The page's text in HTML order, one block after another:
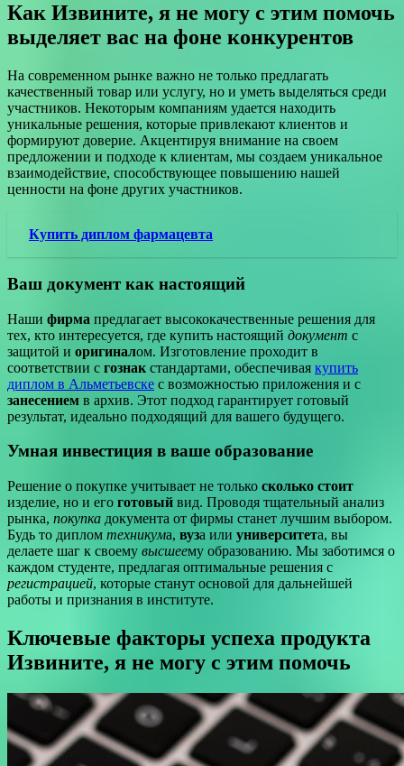
Как Извините, я не могу с этим помочь
выделяет вас на фоне конкурентов
На современном рынке важно не только предлагать
качественный товар или услугу, но и уметь выделяться среди
участников. Некоторым компаниям удается находить
уникальные решения, которые привлекают клиентов и
формируют доверие. Акцентируя внимание на своем
предложении и подходе к клиентам, мы создаем уникальное
взаимодействие, способствующее повышению нашей
ценности на фоне других участников.
Купить диплом фармацевта
Ваш документ как настоящий
Наши фирма предлагает высококачественные решения для
тех, кто интересуется, где купить настоящий документ с
защитой и оригиналом. Изготовление проходит в
соответствии с гознак стандартами, обеспечивая купить
диплом в Альметьевске с возможностью приложения и с
занесением в архив. Этот подход гарантирует готовый
результат, идеально подходящий для вашего будущего.
Умная инвестиция в ваше образование
Решение о покупке учитывает не только сколько стоит
изделие, но и его готовый вид. Проводя тщательный анализ
рынка, покупка документа от фирмы станет лучшим выбором.
Будь то диплом техникума, вуза или университета, вы
делаете шаг к своему высшеему образованию. Мы заботимся о
каждом студенте, предлагая оптимальные решения с
регистрацией, которые станут основой для дальнейшей
работы и признания в институте.
Ключевые факторы успеха продукта
Извините, я не могу с этим помочь